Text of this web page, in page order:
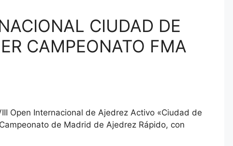
CIUDAD DE
CAMPEONATO FMA
Open Internacional de Ajedrez Activo «Ciudad de
de Madrid de Ajedrez Rápido, con